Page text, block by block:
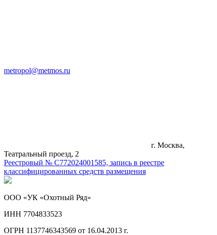
metropol@metmos.ru
г. Москва,
Театральный проезд, 2
Реестровый № С772024001585, запись в реестре
классифицированных средств размещения
ООО «УК «Охотный Ряд»
ИНН 7704833523
ОГРН 1137746343569 от 16.04.2013 г.